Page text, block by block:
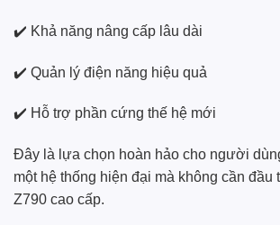
✔️ Khả năng nâng cấp lâu dài
✔️ Quản lý điện năng hiệu quả
✔️ Hỗ trợ phần cứng thế hệ mới
Đây là lựa chọn hoàn hảo cho người
một hệ thống hiện đại mà không cần đầu
Z790 cao cấp.